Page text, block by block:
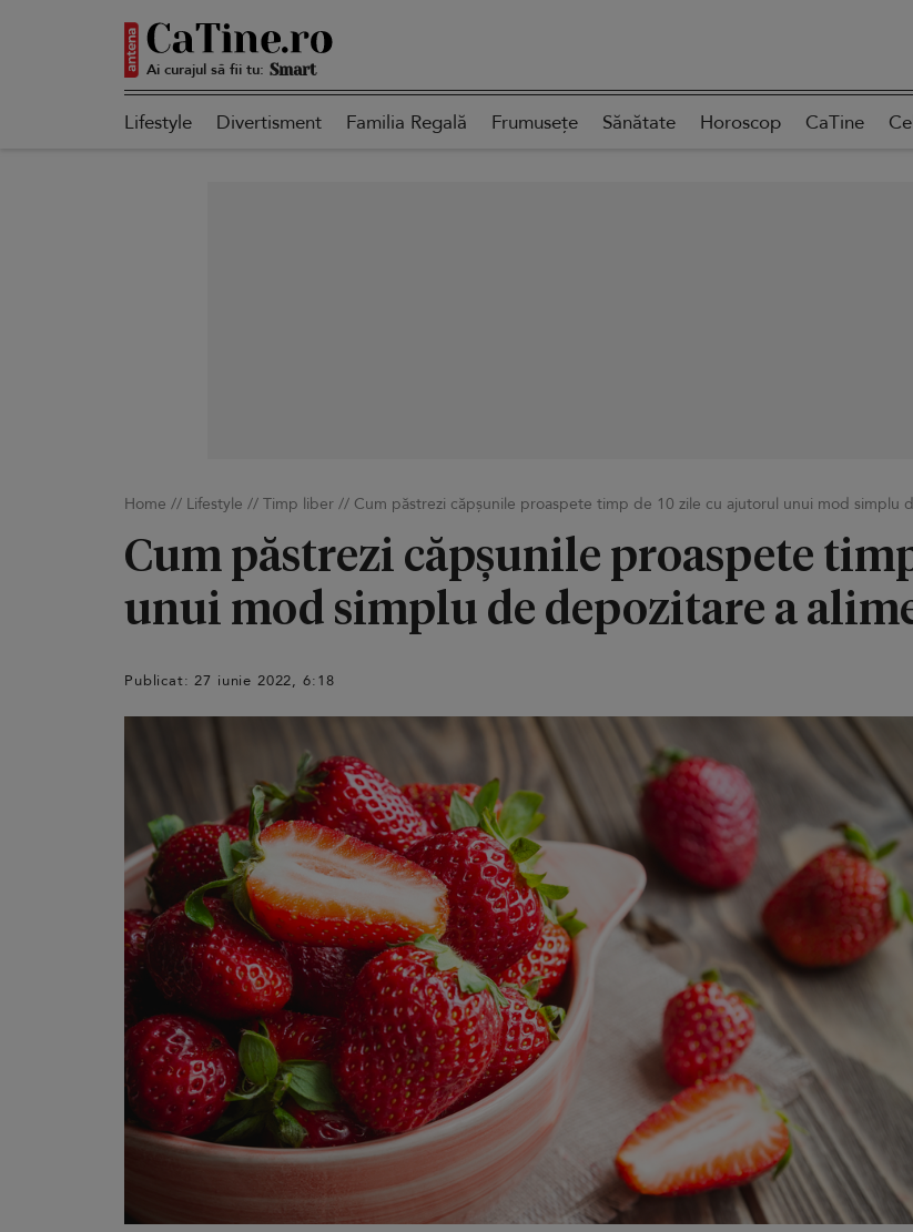
Ai curajul să fii tu: Autentică
Lifestyle Divertisment Familia Regală Frumusețe Sănătate Horoscop CaTine
Home // Lifestyle // Timp liber // Cum păstrezi căpșunile proaspete timp de 10 zile cu ajutorul unui mod simplu
Cum păstrezi căpșunile proaspete
unui mod simplu de depozitare a
Publicat: 27 iunie 2022, 6:18